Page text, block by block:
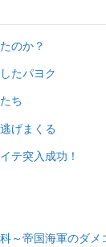
のか？
たパヨク
ち
げまくる
テ突入成功！
～帝国海軍のダメ